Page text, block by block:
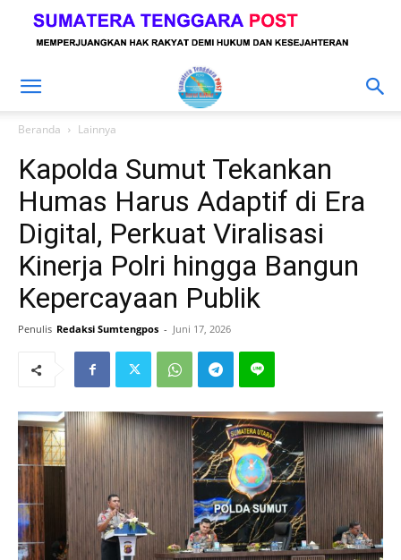
Beranda Lainnya
Kapolda Sumut Tekankan
Humas Harus Adaptif di Era
Digital, Perkuat Viralisasi
Kinerja Polri hingga Bangun
Kepercayaan Publik
Penulis Redaksi Sumtengpos - Juni 17, 2026